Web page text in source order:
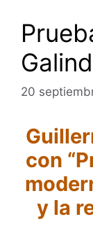
20
con
y la